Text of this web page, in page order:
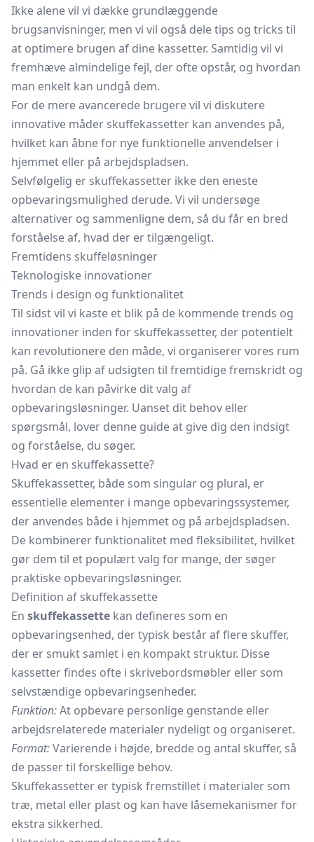
Ikke alene vil vi dække grundlæggende
brugsanvisninger, men vi vil også dele tips og tricks til
at optimere brugen af dine kassetter. Samtidig vil vi
fremhæve almindelige fejl, der ofte opstår, og hvordan
man enkelt kan undgå dem.
For de mere avancerede brugere vil vi diskutere
innovative måder skuffekassetter kan anvendes på,
hvilket kan åbne for nye funktionelle anvendelser i
hjemmet eller på arbejdspladsen.
Selvfølgelig er skuffekassetter ikke den eneste
opbevaringsmulighed derude. Vi vil undersøge
alternativer og sammenligne dem, så du får en bred
forståelse af, hvad der er tilgængeligt.
Fremtidens skuffeløsninger
Teknologiske innovationer
Trends i design og funktionalitet
Til sidst vil vi kaste et blik på de kommende trends og
innovationer inden for skuffekassetter, der potentielt
kan revolutionere den måde, vi organiserer vores rum
på. Gå ikke glip af udsigten til fremtidige fremskridt og
hvordan de kan påvirke dit valg af
opbevaringsløsninger. Uanset dit behov eller
spørgsmål, lover denne guide at give dig den indsigt
og forståelse, du søger.
Hvad er en skuffekassette?
Skuffekassetter, både som singular og plural, er
essentielle elementer i mange opbevaringssystemer,
der anvendes både i hjemmet og på arbejdspladsen.
De kombinerer funktionalitet med fleksibilitet, hvilket
gør dem til et populært valg for mange, der søger
praktiske opbevaringsløsninger.
Definition af skuffekassette
En skuffekassette kan defineres som en
opbevaringsenhed, der typisk består af flere skuffer,
der er smukt samlet i en kompakt struktur. Disse
kassetter findes ofte i skrivebordsmøbler eller som
selvstændige opbevaringsenheder.
Funktion:At opbevare personlige genstande eller
arbejdsrelaterede materialer nydeligt og organiseret.
Format:Varierende i højde, bredde og antal skuffer, så
de passer til forskellige behov.
Skuffekassetter er typisk fremstillet i materialer som
træ, metal eller plast og kan have låsemekanismer for
ekstra sikkerhed.